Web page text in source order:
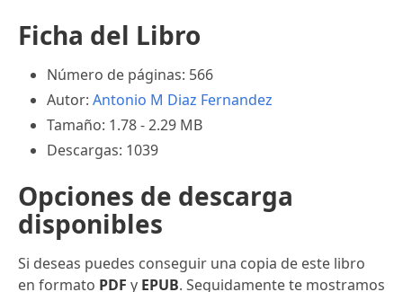
Ficha del Libro
Número de páginas: 566
Autor: Antonio M Diaz Fernandez
Tamaño: 1.78 - 2.29 MB
Descargas: 1039
Opciones de descarga
disponibles
Si deseas puedes conseguir una copia de este libro
en formato PDF y EPUB. Seguidamente te mostramos